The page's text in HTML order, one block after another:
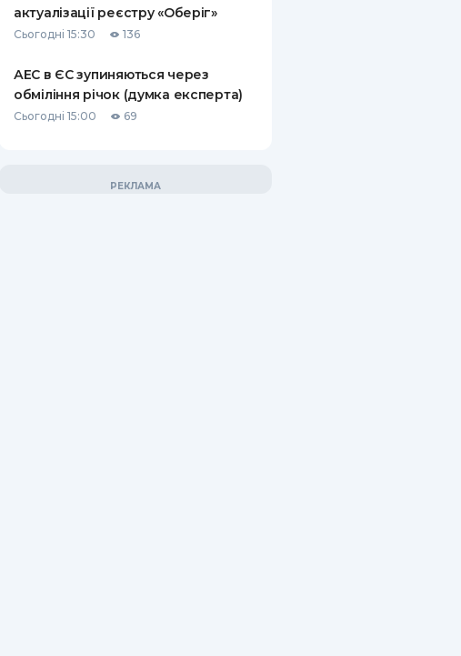
актуалізації реєстру «Оберіг»
Сьогодні 15:30 136
АЕС в ЄС зупиняються через
обміління річок (думка експерта)
Сьогодні 15:00 69